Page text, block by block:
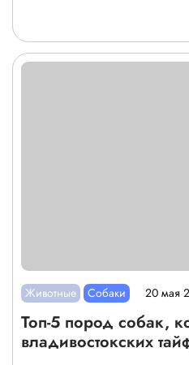
Животные Собаки 20 мая
Топ-5 пород собак,
владивостокских